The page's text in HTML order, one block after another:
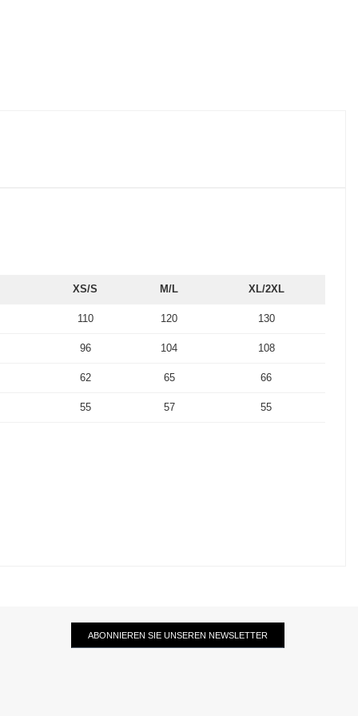
XS/S M/L XL/2XL
110 120 130
96 104 108
62 65 66
55 57 55
ABONNIEREN SIE UNSEREN NEWSLETTER